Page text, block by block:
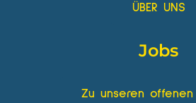
ÜBER UNS
Jobs
Zu unseren offenen